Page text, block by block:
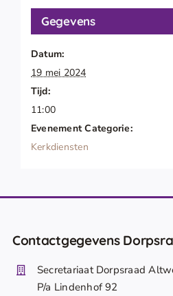
Gegevens
Datum:
19 mei 2024
Tijd:
11:00
Evenement Categorie:
Kerkdiensten
Contactgegevens
Secretariaat Dorpsraad
P/a Lindenhof 92